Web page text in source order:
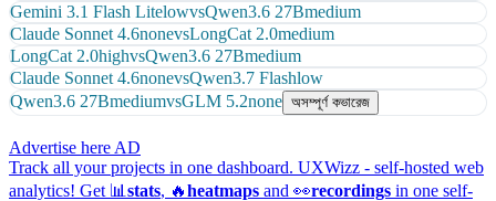
Gemini 3.1 Flash LitelowvsQwen3.6 27Bmedium
Claude Sonnet 4.6nonevsLongCat 2.0medium
LongCat 2.0highvsQwen3.6 27Bmedium
Claude Sonnet 4.6nonevsQwen3.7 Flashlow
Qwen3.6 27BmediumvsGLM 5.2none অসম্পূর্ণ কভারেজ
Advertise here AD
Track all your projects in one dashboard. UXWizz - self-hosted web
analytics! Get 📊 stats, 🔥heatmaps and 👀recordings in one self-